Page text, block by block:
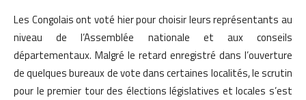
Les Congolais ont voté hier pour choisir leurs représentants au
niveau de l’Assemblée nationale et aux conseils
départementaux. Malgré le retard enregistré dans l’ouverture
de quelques bureaux de vote dans certaines localités, le scrutin
pour le premier tour des élections législatives et locales s’est